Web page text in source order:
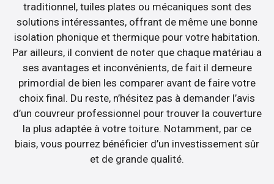
traditionnel, tuiles plates ou mécaniques sont des
solutions intéressantes, offrant de même une bonne
isolation phonique et thermique pour votre habitation.
Par ailleurs, il convient de noter que chaque matériau a
ses avantages et inconvénients, de fait il demeure
primordial de bien les comparer avant de faire votre
choix final. Du reste, n’hésitez pas à demander l’avis
d’un couvreur professionnel pour trouver la couverture
la plus adaptée à votre toiture. Notamment, par ce
biais, vous pourrez bénéficier d’un investissement sûr
et de grande qualité.